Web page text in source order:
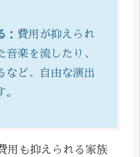
：費用が抑えられ
音楽を流したり、
など、自由な演出
用も抑えられる家族